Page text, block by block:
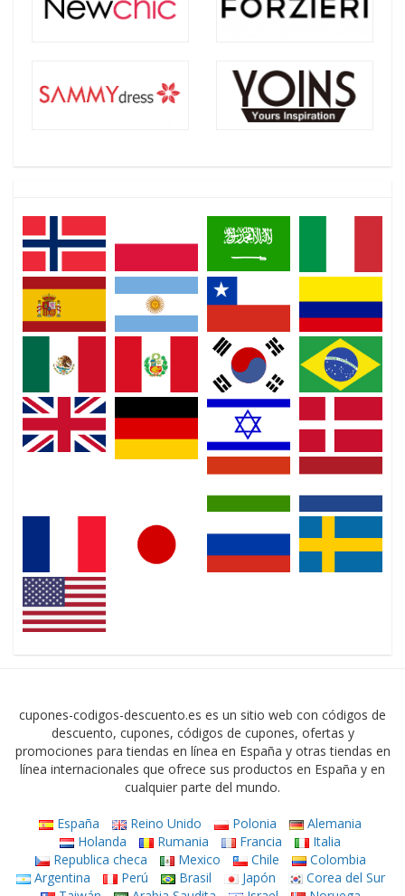
cupones-codigos-descuento.es es un sitio web con códigos de
descuento, cupones, códigos de cupones, ofertas y
promociones para tiendas en línea en España y otras tiendas en
línea internacionales que ofrece sus productos en España y en
cualquier parte del mundo.
España Reino Unido Polonia
Alemania
Holanda
Rumania Francia
Italia
Republica checa
Mexico Chile
Colombia
Argentina
Perú Brasil Japón
Corea del Sur